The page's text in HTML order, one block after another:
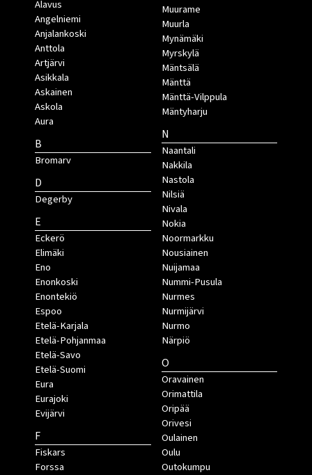
Alavus
Angelniemi
Anjalankoski
Anttola
Artjärvi
Asikkala
Askainen
Askola
Aura
B
Bromarv
D
Degerby
E
Eckerö
Elimäki
Eno
Enonkoski
Enontekiö
Espoo
Etelä-Karjala
Etelä-Pohjanmaa
Etelä-Savo
Etelä-Suomi
Eura
Eurajoki
Evijärvi
F
Fiskars
Forssa
Muurame
Muurla
Mynämäki
Myrskylä
Mäntsälä
Mänttä
Mänttä-Vilppula
Mäntyharju
N
Naantali
Nakkila
Nastola
Nilsiä
Nivala
Nokia
Noormarkku
Nousiainen
Nuijamaa
Nummi-Pusula
Nurmes
Nurmijärvi
Nurmo
Närpiö
O
Oravainen
Orimattila
Oripää
Orivesi
Oulainen
Oulu
Outokumpu